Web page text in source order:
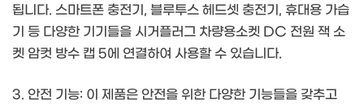
됩니다. 스마트폰 충전기, 블루투스 헤드셋 충전기, 휴대용 가습
기 등 다양한 기기들을 시거플러그 차량용소켓 DC 전원 잭 소
켓 암컷 방수 캡 5에 연결하여 사용할 수 있습니다.
3. 안전 기능: 이 제품은 안전을 위한 다양한 기능들을 갖추고